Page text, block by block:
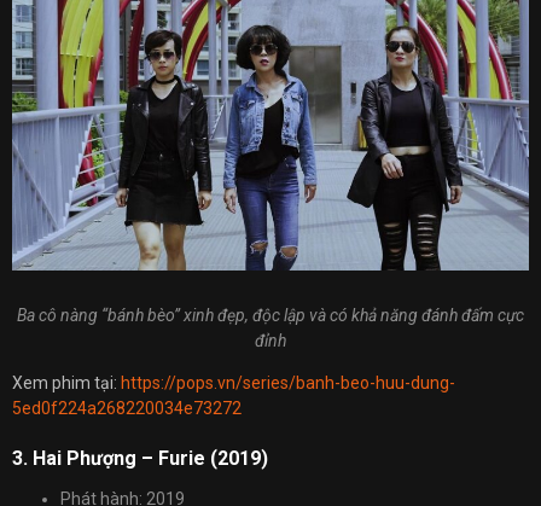
Ba cô nàng “bánh bèo” xinh đẹp, độc lập và có khả năng đánh đấm cực
đỉnh
Xem phim tại: https://pops.vn/series/banh-beo-huu-dung-
5ed0f224a268220034e73272
3. Hai Phượng – Furie (2019)
Phát hành: 2019